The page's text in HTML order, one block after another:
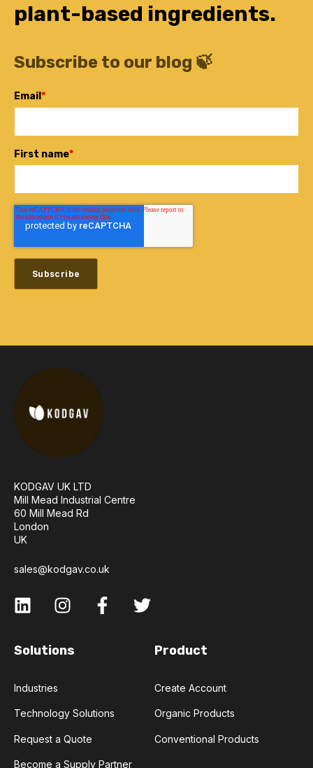
plant-based ingredients.
Subscribe to our blog 🍃
Email *
First name*
KODGAV UK LTD
Mill Mead Industrial Centre
60 Mill Mead Rd
London
UK
sales@kodgav.co.uk
Solutions
Industries
Technology Solutions
Request a Quote
Become a Supply Partner
Product
Create Account
Organic Products
Conventional Products